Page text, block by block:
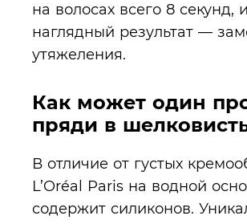
на волосах всего 8
наглядный результат —
утяжеления.
Как может один
пряди в
В отличие от густых
L’Oréal Paris на водной
содержит силиконов.